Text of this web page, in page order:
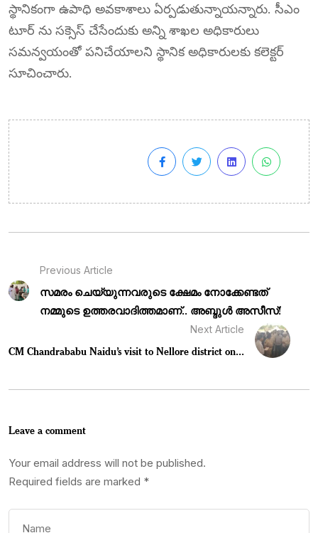
స్థానికంగా ఉపాధి అవకాశాలు ఏర్పడుతున్నాయన్నారు. సీఎం
టూర్ ను సక్సెస్ చేసేందుకు అన్ని శాఖల అధికారులు
సమన్వయంతో పనిచేయాలని స్థానిక అధికారులకు కలెక్టర్
సూచించారు.
Previous Article
സമരം ചെയ്യുന്നവരുടെ ക്ഷേമം നോക്കേണ്ടത്
നമ്മുടെ ഉത്തരവാദിത്തമാണ്.. അബ്ദുൾ അസീസ്!
Next Article
CM Chandrababu Naidu’s visit to Nellore district on...
Leave a comment
Your email address will not be published.
Required fields are marked *